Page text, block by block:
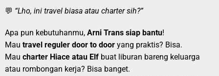
💬 “Lho, ini travel biasa atau charter sih?”
Apa pun kebutuhanmu, Arni Trans siap bantu!
Mau travel reguler door to door yang praktis? Bisa.
Mau charter Hiace atau Elf buat liburan bareng keluarga
atau rombongan kerja? Bisa banget.